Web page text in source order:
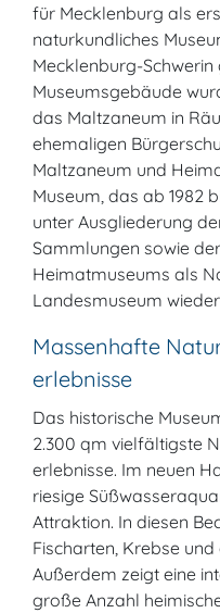
für Mecklenburg als
naturkundliches
Mecklenburg-
Museumsgebäude
das Maltzaneum in
ehemaligen
Maltzaneum und
Museum, das ab 1982
unter Ausgliederung
Sammlungen sowie
Heimatmuseums als
Landesmuseum
Massenhafte
erlebnisse
Das historische
2.300 qm vielfältigste
erlebnisse. Im neuen
riesige
Attraktion. In diesen
Fischarten, Krebse
Außerdem zeigt eine
große Anzahl